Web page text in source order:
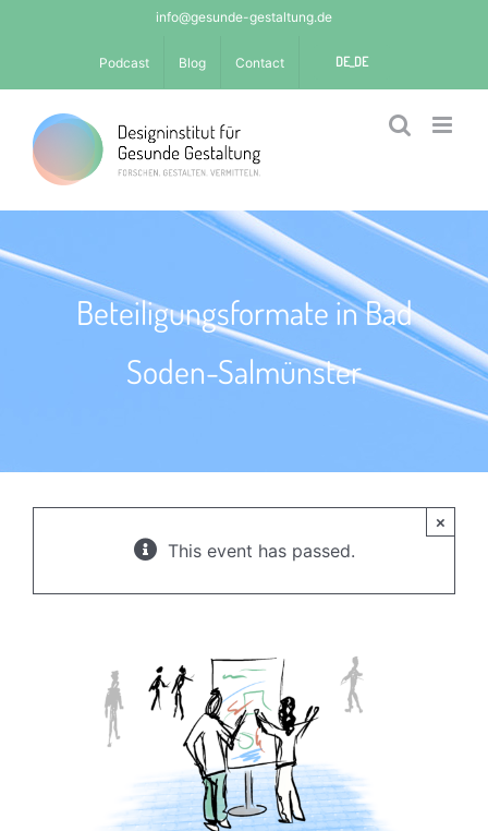
info@gesunde-gestaltung.de
Podcast Blog Contact DE_DE
Beteiligungsformate in Bad
Soden-Salmünster
This event has passed.
×